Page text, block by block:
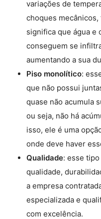
variações de
choques
significa que água e
conseguem se
aumentando a sua
Piso monolítico:
que não possui
quase não acumula
ou seja, não há
isso, ele é uma
onde deve haver
Qualidade: esse
qualidade,
a empresa
especializada e
com excelência.